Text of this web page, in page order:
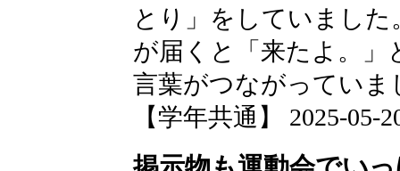
とり」をしていまし
が届くと「来たよ。
言葉がつながっていま
【学年共通】 2025-05-